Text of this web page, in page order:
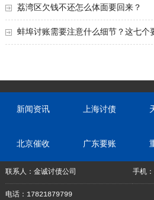
荔湾区欠钱不还怎么体面要回来？
蚌埠讨账需要注意什么细节？这七个
新闻资讯 上海讨债
北京催收 广东要账
联系人：金诚讨债公司 手机
电话：17821879799